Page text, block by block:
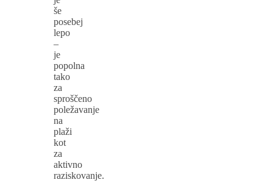
še
posebej
lepo
–
je
popolna
tako
za
sproščeno
poležavanje
na
plaži
kot
za
aktivno
raziskovanje.